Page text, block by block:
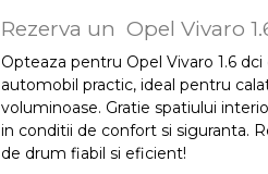
Rezerva un Opel Vivaro
Opteaza pentru Opel Vivaro 1.6
automobil practic, ideal pentru
voluminoase. Gratie spatiului
in conditii de confort si siguranta.
de drum fiabil si eficient!